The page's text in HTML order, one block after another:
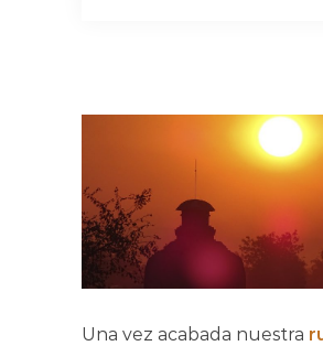
Una vez acabada nuestra